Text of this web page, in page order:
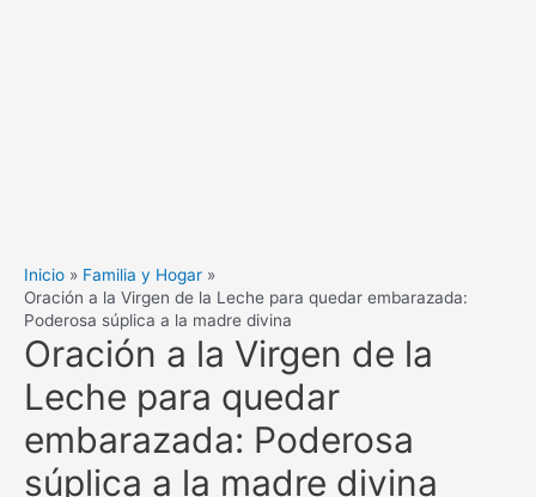
Inicio
Familia y Hogar
Oración a la Virgen de la Leche para quedar embarazada:
Poderosa súplica a la madre divina
Oración a la Virgen de la
Leche para quedar
embarazada: Poderosa
súplica a la madre divina